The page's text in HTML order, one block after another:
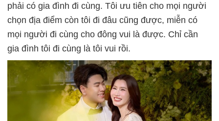
phải có gia đình đi cùng. Tôi ưu tiên cho mọi người
chọn địa điểm còn tôi đi đâu cũng được, miễn có
mọi người đi cùng cho đông vui là được. Chỉ cần
gia đình tôi đi cùng là tôi vui rồi.